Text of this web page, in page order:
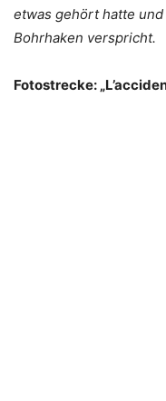
etwas gehört hatte
Bohrhaken verspricht.
Fotostrecke: